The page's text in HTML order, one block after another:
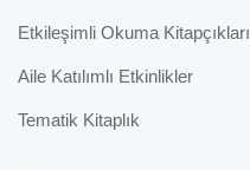
Etkileşimli Okuma Kitapçıkları
Aile Katılımlı Etkinlikler
Tematik Kitaplık